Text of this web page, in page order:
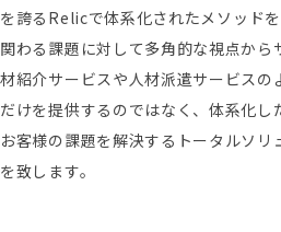
を誇るRelicで体系化されたメソッド
関わる課題に対して多角的な視点から
材紹介サービスや人材派遣サービスの
だけを提供するのではなく、体系化し
お客様の課題を解決するトータルソ
を致します。